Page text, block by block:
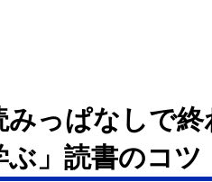
みっぱなしで
ぶ」読書のコツ